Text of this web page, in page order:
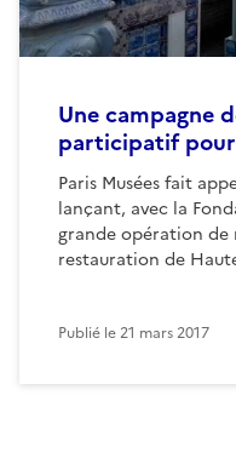
Une campagne
participatif
Paris Musées fait
lançant, avec la
grande opération
restauration de
Publié le21 mars 2017